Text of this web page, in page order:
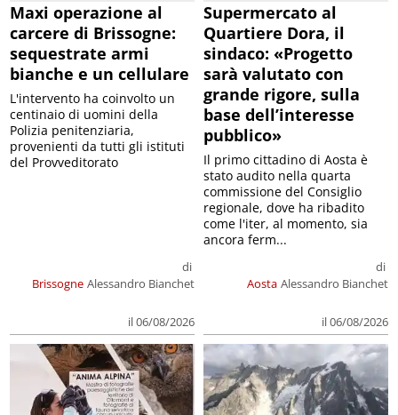
Maxi operazione al
carcere di Brissogne:
sequestrate armi
bianche e un cellulare
Brissogne
di
Alessandro Bianchet
il 06/08/2026
L'intervento ha coinvolto un
centinaio di uomini della
Polizia penitenziaria,
provenienti da tutti gli istituti
del Provveditorato
Supermercato al
Quartiere Dora, il
sindaco: «Progetto
sarà valutato con
grande rigore, sulla
base dell’interesse
pubblico»
Aosta
di
Alessandro Bianchet
il 06/08/2026
Il primo cittadino di Aosta è
stato audito nella quarta
commissione del Consiglio
regionale, dove ha ribadito
come l'iter, al momento, sia
ancora ferm...